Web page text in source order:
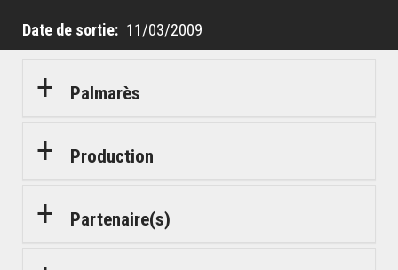
Date de sortie 11/03/2009
Palmarès
Production
Partenaire(s)